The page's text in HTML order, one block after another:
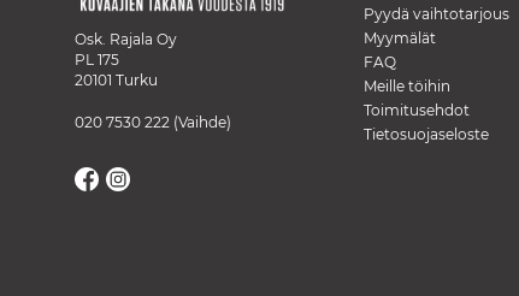
Osk. Rajala Oy
PL 175
20101 Turku
020 7530 222 (Vaihde)
Pyydä vaihtotarjous
Myymälät
FAQ
Meille töihin
Toimitusehdot
Tietosuojaseloste